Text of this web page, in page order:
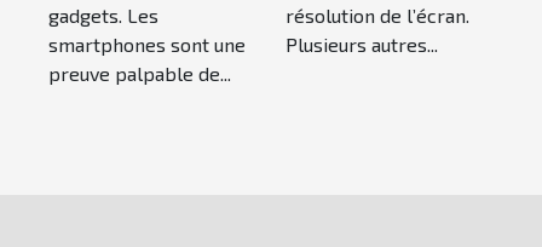
gadgets. Les
smartphones sont une
preuve palpable de...
résolution de l’écran.
Plusieurs autres...